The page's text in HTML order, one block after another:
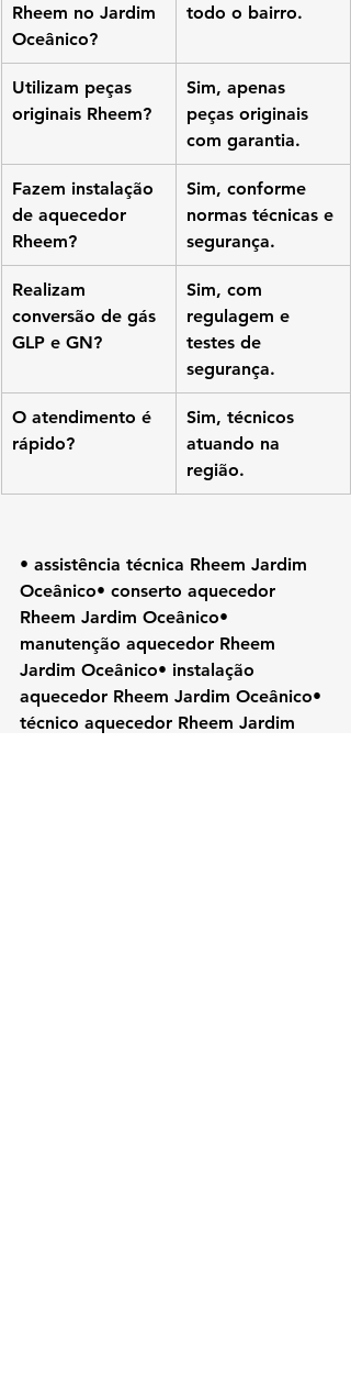
Rheem no Jardim
Oceânico?
todo o bairro.
Utilizam peças
originais Rheem?
Sim, apenas
peças originais
com garantia.
Fazem instalação
de aquecedor
Rheem?
Sim, conforme
normas técnicas e
segurança.
Realizam
conversão de gás
GLP e GN?
Sim, com
regulagem e
testes de
segurança.
O atendimento é
rápido?
Sim, técnicos
atuando na
região.
• assistência técnica Rheem Jardim
Oceânico• conserto aquecedor
Rheem Jardim Oceânico•
manutenção aquecedor Rheem
Jardim Oceânico• instalação
aquecedor Rheem Jardim Oceânico•
técnico aquecedor Rheem Jardim